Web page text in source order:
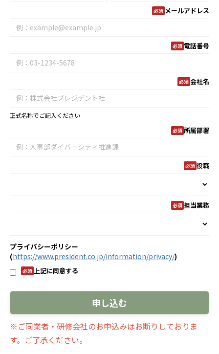
メールアドレス
電話番号
会社名
正式名称でご記入ください
所属部署
役職
担当業務
プライバシーポリシー
(https://www.president.co.jp/information/privacy/)
上記に同意する
※ご同業者・研修会社のお申込みはお断りしておりま
す。ご了承ください。